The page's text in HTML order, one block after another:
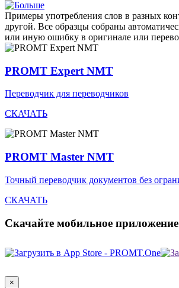
Примеры употребления слов в разных
другой. Все образцы собраны
или иную ошибку в оригинале или
PROMT Expert NMT
Переводчик для переводчиков
СКАЧАТЬ
PROMT Master NMT
Точный переводчик документов без
СКАЧАТЬ
Скачайте мобильное
×